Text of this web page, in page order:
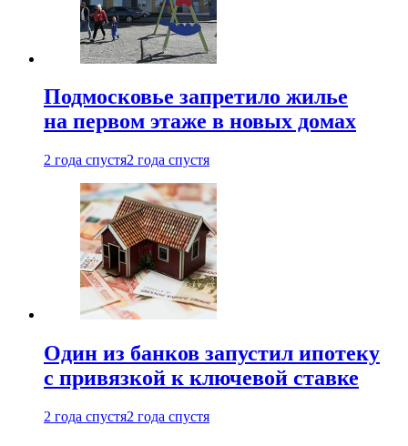
Подмосковье запретило жилье
на первом этаже в новых домах
2 года спустя2 года спустя
Один из банков запустил ипотеку
с привязкой к ключевой ставке
2 года спустя2 года спустя